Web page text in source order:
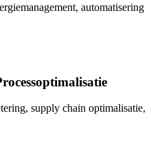
automatisering
supply chain optimalisatie,